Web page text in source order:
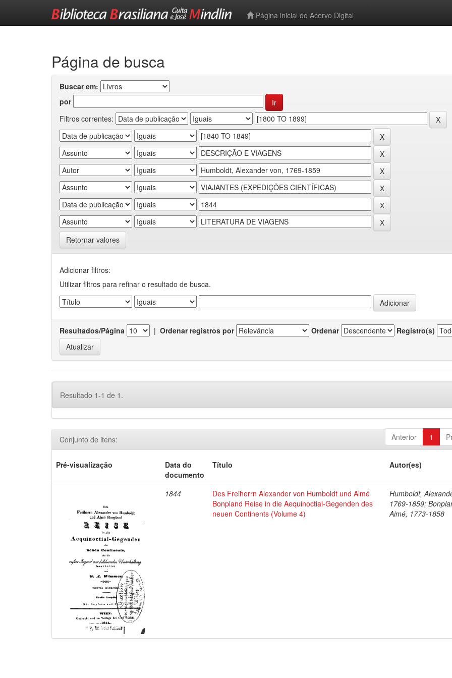
Página inicial do Acervo Digital
Página de busca
Buscar em:
por
Filtros correntes:
Retornar valores
Adicionar filtros:
Utilizar filtros para refinar o resultado de busca.
Resultados/Página | Ordenar registros por Ordenar Registro(s)
Resultado 1-1 de 1.
Anterior 1
Conjunto de itens:
Pré-visualização
Data do
documento
Título Autor(es)
1844
Des Freiherrn Alexander von Humboldt und Aimé
Bonpland Reise in die Aequinoctial-Gegenden des
neuen Continents (Volume 4)
Humboldt,
1769-1859;
Aimé, 1773-1858